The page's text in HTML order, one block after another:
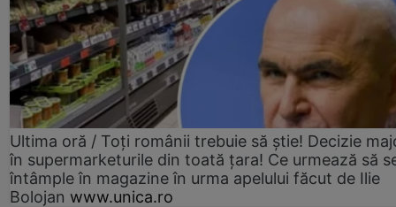
Ultima oră / Toți românii trebuie să știe! Decizie
în supermarketurile din toată țara! Ce urmează să
întâmple în magazine în urma apelului făcut de Ilie
Bolojan www.unica.ro